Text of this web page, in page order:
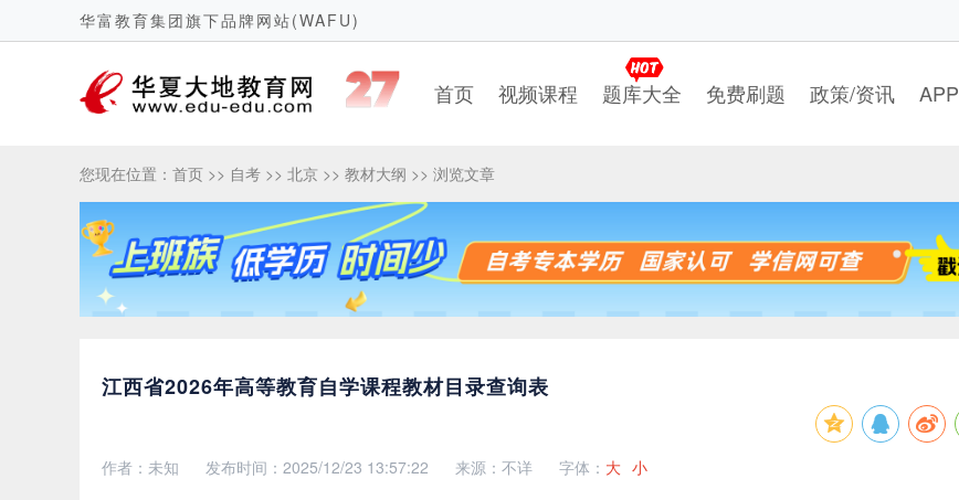
华富教育集团旗下品牌网站(WAFU)
首页 视频课程 题库大全 免费刷题 政策/资讯 APP
您现在位置： 首页 >> 自考 >> 北京 >> 教材大纲 >> 浏览文章
江西省2026年高等教育自学课程教材目录查询表
作者：未知 发布时间：2025/12/23 13:57:22 来源：不详 字体： 大 小